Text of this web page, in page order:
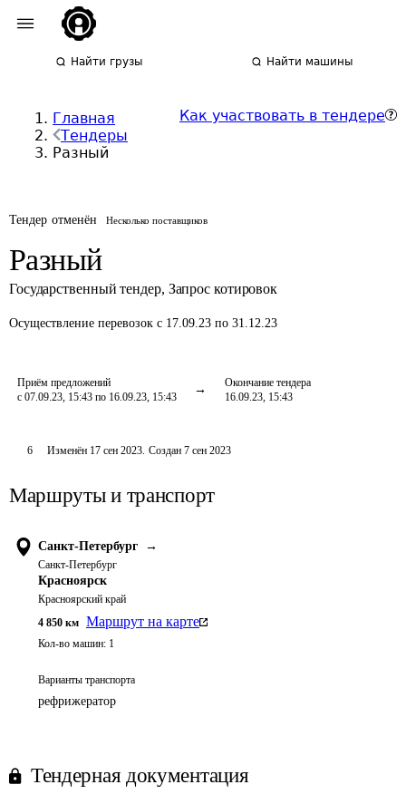
Найти грузы Найти машины
Главная
Тендеры
Разный
Как участвовать в тендере
Тендер отменён Несколько поставщиков
Разный
Государственный тендер, Запрос котировок
Осуществление перевозок с 17.09.23 по 31.12.23
Приём предложений
с 07.09.23, 15:43 по 16.09.23, 15:43
Окончание тендера
16.09.23, 15:43
6 Изменён 17 сен 2023. Создан 7 сен 2023
Маршруты и транспорт
Санкт-Петербург →
Санкт-Петербург
Красноярск
Красноярский край
4 850 км Маршрут на карте
Кол-во машин: 1
Варианты транспорта
рефрижератор
Тендерная документация